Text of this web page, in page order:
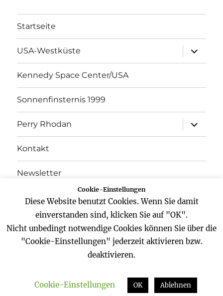
Startseite
USA-Westküste
öffnen
Kennedy Space Center/USA
Sonnenfinsternis 1999
Perry Rhodan
öffnen
Kontakt
Newsletter
Datenschutz
FacebookTwitterYouTube
Zeitreisender Datenschutz
Stolz präsentiert von
Cookie-Einstellungen
Diese Website benutzt Cookies. Wenn Sie damit
einverstanden sind, klicken Sie auf "OK".
Nicht unbedingt notwendige Cookies können Sie über die
"Cookie-Einstellungen" jederzeit aktivieren bzw.
deaktivieren.
Cookie-Einstellungen OK Ablehnen